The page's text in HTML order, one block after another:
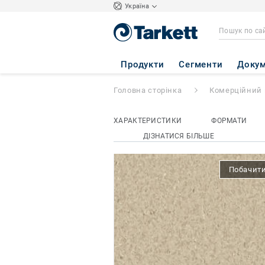
Україна
Продукти Сегменти
iQ GRANIT -
Головна сторінка Комерційний
ХАРАКТЕРИСТИКИ
ФОРМАТИ
ДІЗНАТИСЯ БІЛЬШЕ
Побачити